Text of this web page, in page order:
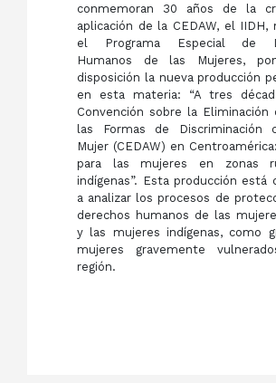
conmemoran 30 años de la
aplicación de la CEDAW, el IIDH,
el Programa Especial de
Humanos de las Mujeres,
disposición la nueva producción
en esta materia: “A tres
Convención sobre la Eliminación
las Formas de Discriminación
Mujer (CEDAW) en
para las mujeres en zonas
indígenas”. Esta producción está
a analizar los procesos de
derechos humanos de las
y las mujeres indígenas, como
mujeres gravemente
región.